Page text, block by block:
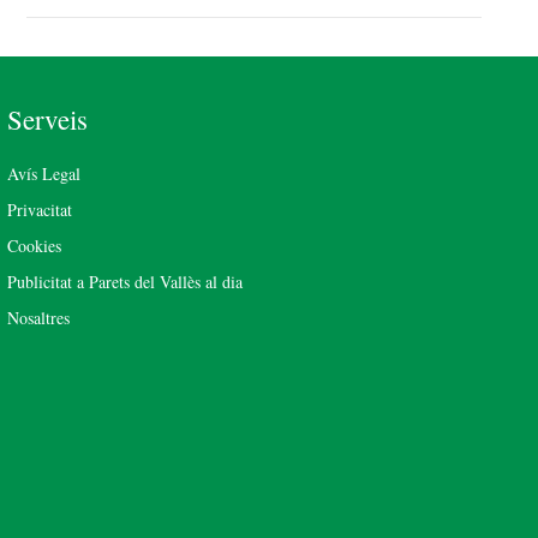
Serveis
Avís Legal
Privacitat
Cookies
Publicitat a Parets del Vallès al dia
Nosaltres